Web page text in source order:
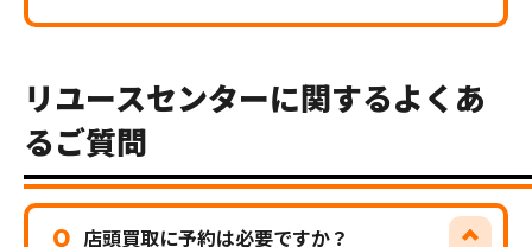
リユースセンターに関するよくあ
るご質問
Q 店頭買取に予約は必要ですか？